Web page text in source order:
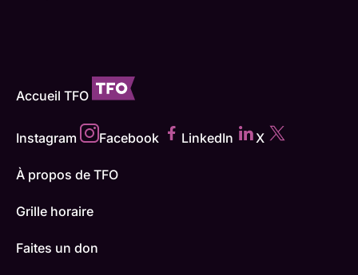
Accueil TFO
Instagram Facebook LinkedIn X
À propos de TFO
Grille horaire
Faites un don